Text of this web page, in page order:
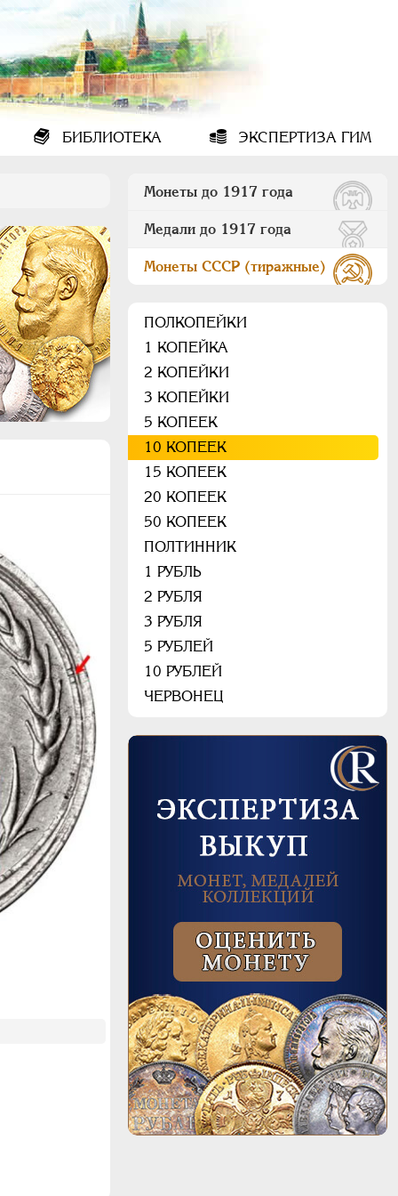
БИБЛИОТЕКА ЭКСПЕРТИЗА ГИМ
Монеты до 1917 года
Медали до 1917 года
Монеты СССР (тиражные)
ПОЛКОПЕЙКИ
1 КОПЕЙКА
2 КОПЕЙКИ
3 КОПЕЙКИ
5 КОПЕЕК
10 КОПЕЕК
15 КОПЕЕК
20 КОПЕЕК
50 КОПЕЕК
ПОЛТИННИК
1 РУБЛЬ
2 РУБЛЯ
3 РУБЛЯ
5 РУБЛЕЙ
10 РУБЛЕЙ
ЧЕРВОНЕЦ